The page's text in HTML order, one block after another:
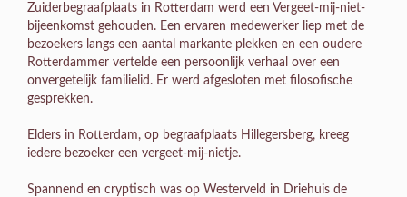
Zuiderbegraafplaats in Rotterdam werd een Vergeet-mij-niet-
bijeenkomst gehouden. Een ervaren medewerker liep met de
bezoekers langs een aantal markante plekken en een oudere
Rotterdammer vertelde een persoonlijk verhaal over een
onvergetelijk familielid. Er werd afgesloten met filosofische
gesprekken.
Elders in Rotterdam, op begraafplaats Hillegersberg, kreeg
iedere bezoeker een vergeet-mij-nietje.
Spannend en cryptisch was op Westerveld in Driehuis de